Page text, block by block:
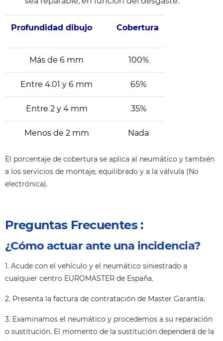
Profundidad dibujo Cobertura
Más de 6 mm 100%
Entre 4.01 y 6 mm 65%
Entre 2 y 4 mm 35%
Menos de 2 mm Nada
El porcentaje de cobertura se aplica al neumático y también
a los servicios de montaje, equilibrado y a la válvula (No
electrónica).
Preguntas Frecuentes :
¿Cómo actuar ante una incidencia?
1. Acude con el vehículo y el neumático siniestrado a
cualquier centro EUROMASTER de España.
2. Presenta la factura de contratación de Master Garantía.
3. Examinamos el neumático y procedemos a su reparación
o sustitución. El momento de la sustitución dependerá de la